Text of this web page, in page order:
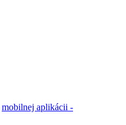
mobilnej aplikácii -